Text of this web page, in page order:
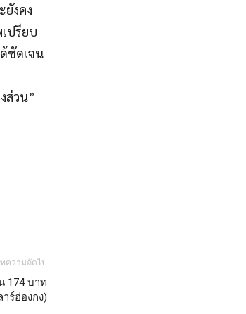
ยังคง
ปรียบ
ชัดเจน
ส่วน”
ความถัดไป
174 บาท
ร์ฮ่องกง)